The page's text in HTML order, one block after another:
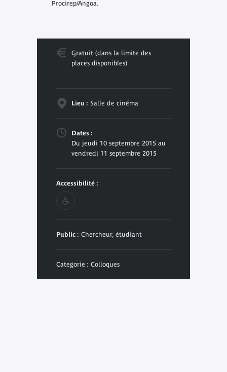
Procirep/Angoa.
Gratuit (dans la limite des
places disponibles)
Lieu : Salle de cinéma
Dates :
Du jeudi 10 septembre 2015 au
vendredi 11 septembre 2015
Accessibilité :
Public : Chercheur, étudiant
Categorie : Colloques